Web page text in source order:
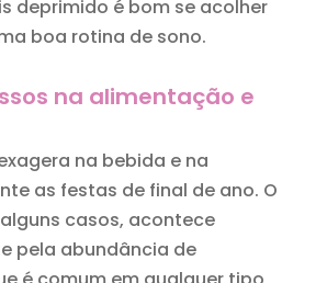
deprimido é bom se acolher
boa rotina de sono.
na alimentação e
na bebida e na
as festas de final de ano. O
casos, acontece
pela abundância de